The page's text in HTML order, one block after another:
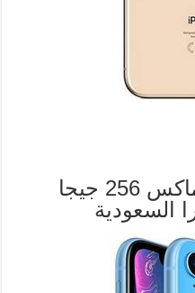
أبل أيفون إكس إس ماكس 256 جيجا
السعودية